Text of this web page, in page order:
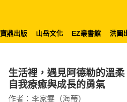
寶鼎出版 山岳文化 EZ叢書館 洪圖
生活裡，遇見阿德勒的溫
自我療癒與成長的勇氣
作者：李家雯（海蒂）